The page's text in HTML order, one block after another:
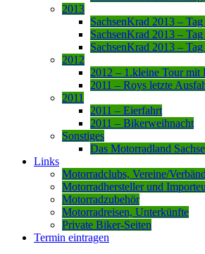
2013
SachsenKrad 2013 – Tag
SachsenKrad 2013 – Tag
SachsenKrad 2013 – Tag
2012
2012 – 1.kleine Tour mit
2011 – Roys letzte
2011
2011 – Eierfahrt
2011 – Bikerweihnacht
Sonstiges
Das Motorradland
Links
Motorradclubs, Vereine/
Motorradhersteller und
Motorradzubehör
Motorradreisen, Unterkünfte
Private Biker-Seiten
Termin eintragen